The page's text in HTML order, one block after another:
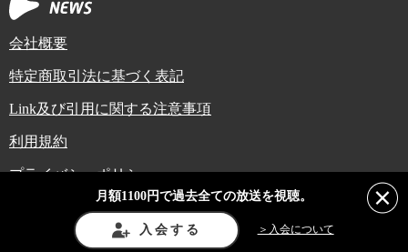
会社概要
特定商取引法に基づく表記
Link及び引用に関する注意事項
利用規約
プライバシーポリシー
Copyright (C) Video News Network. All rights reserved.
ビデオニュースに記載している記事、写真及び動画などは日本の著作権法や国
際条約などで保護されています。著作権者の承諾を得ずに転載や再利用するこ
とは禁じられています。
月額1100円で過去全ての放送を視聴。
入会する ＞入会について